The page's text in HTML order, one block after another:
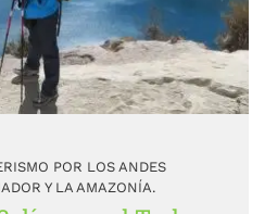
POR LOS ANDES
Y LA AMAZONÍA.